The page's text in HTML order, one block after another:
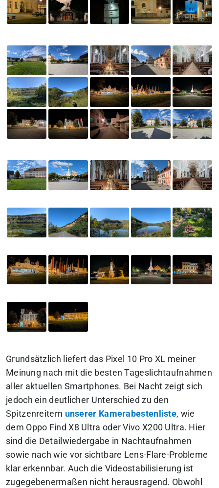
Grundsätzlich liefert das Pixel 10 Pro XL meiner
Meinung nach mit die besten Tageslichtaufnahmen
aller aktuellen Smartphones. Bei Nacht zeigt sich
jedoch ein deutlicher Unterschied zu den
Spitzenreitern unserer Kamerabestenliste, wie
dem Oppo Find X8 Ultra oder Vivo X200 Ultra. Hier
sind die Detailwiedergabe in Nachtaufnahmen
sowie nach wie vor sichtbare Lens-Flare-Probleme
klar erkennbar. Auch die Videostabilisierung ist
zugegebenermaßen nicht herausragend. Obwohl